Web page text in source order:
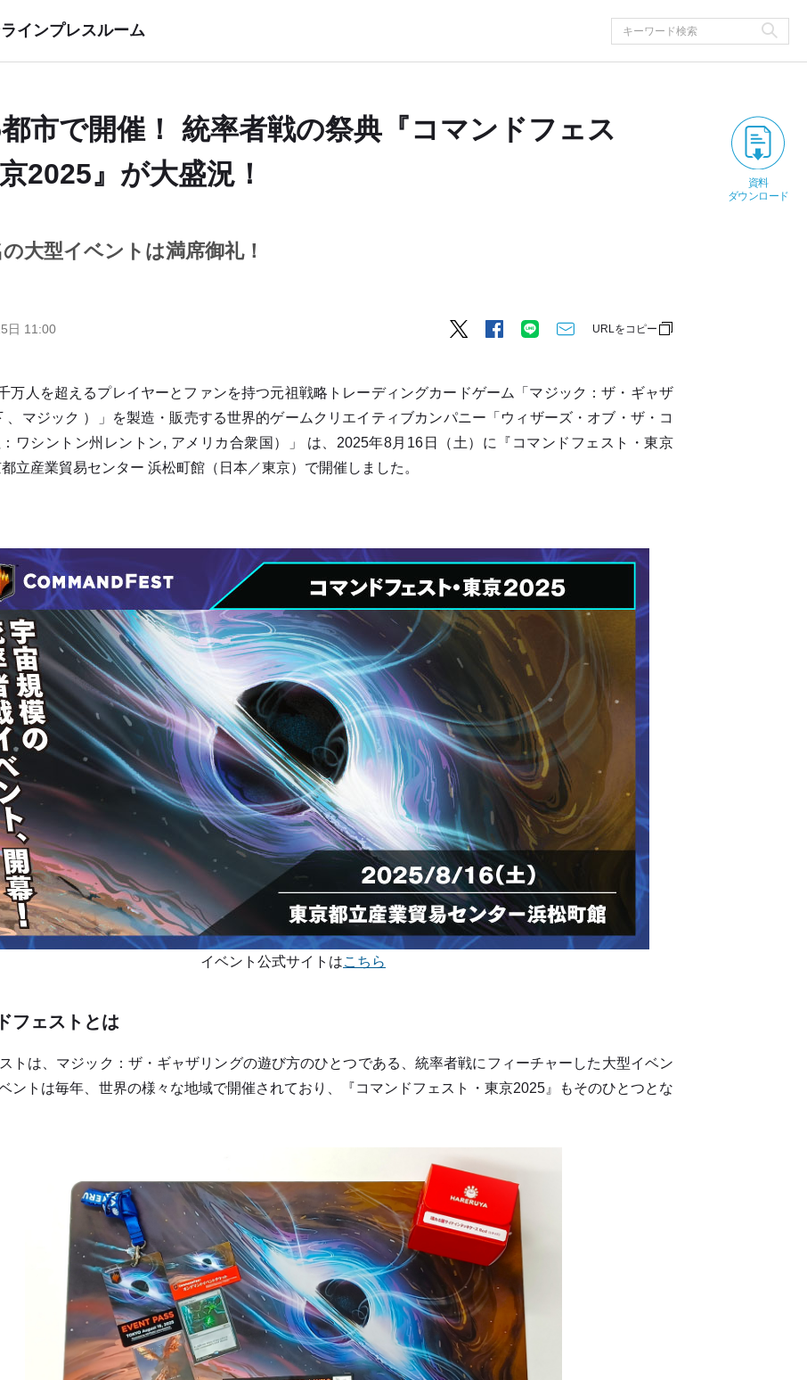
インプレスルーム
市で開催！ 統率者戦の祭典『コマンドフェス
2025』が大盛況！
大型イベントは満席御礼！
日 11:00 URLをコピー
人を超えるプレイヤーとファンを持つ元祖戦略トレーディングカードゲーム「マジック：ザ・ギャザ
マジック ）」を製造・販売する世界的ゲームクリエイティブカンパニー「ウィザーズ・オブ・ザ・コ
ワシントン州レントン, アメリカ合衆国）」 は、2025年8月16日（土）に『コマンドフェスト・東京
立産業貿易センター 浜松町館（日本／東京）で開催しました。
イベント公式サイトはこちら
フェストとは
トは、マジック：ザ・ギャザリングの遊び方のひとつである、統率者戦にフィーチャーした大型イベン
ントは毎年、世界の様々な地域で開催されており、『コマンドフェスト・東京2025』もそのひとつとな
資料
ダウンロード